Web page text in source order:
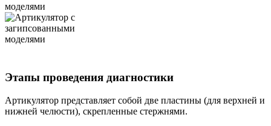
Этапы проведения диагностики
Артикулятор представляет собой две пластины (для верхней и
нижней челюсти), скрепленные стержнями.